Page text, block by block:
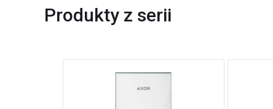
Produkty z serii